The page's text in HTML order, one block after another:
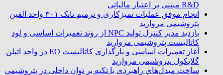
R&D مبتنی بر اعتبار مالیاتی
انجام موفق عملیات تمیزکاری و ترمیم تانک ۳۰۱ واحد الفین
پتروشیمی مروارید
بازدید مدیر کنترل تولید NPC از روند تعمیرات اساسی و لود
کاتالیست پتروشیمی مروارید
آغاز تعمیرات اساسی و بارگذاری کاتالیست EO در واحد اتیلن
گلایکول پتروشیمی مروارید
ساخت مبدل‌های راهبردی با تکیه بر توان داخلی در پتروشیمی